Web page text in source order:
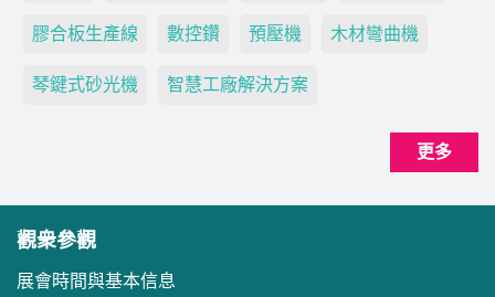
膠合板生產線 數控鑽 預壓機 木材彎曲機
琴鍵式砂光機 智慧工廠解決方案
更多
觀衆參觀
展會時間與基本信息